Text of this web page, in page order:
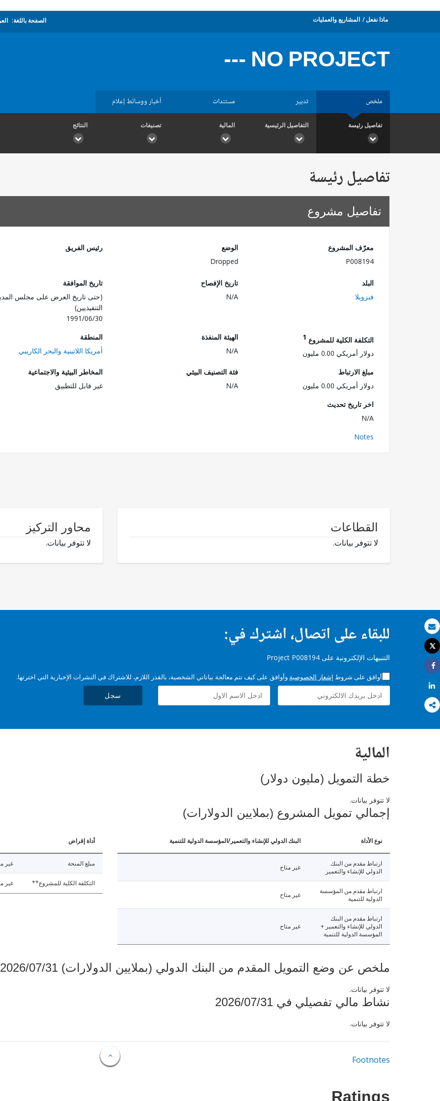
بريد الكتروني
طباعة
Tweet
Share
Share
ماذا نفعل المشاريع والعمليات الصفحة باللغة:
NO PROJECT ---
ملخص تدبير مستندات أخبار ووسائط إعلام
تفاصيل رئيسة التفاصيل الرئيسية المالية تصنيفات النتائج
تفاصيل رئيسة
تفاصيل مشروع
معرّف المشروع
P008194
الوضع
Dropped
رئيس الفريق
البلد
فنزويلا
تاريخ الإفصاح
N/A
تاريخ الموافقة
(حتى تاريخ العرض على مجلس
التنفيذيين)
1991/06/30
التكلفة الكلية للمشروع 1
دولار أمريكي 0.00 مليون
الهيئة المنفذة
N/A
المنطقة
أمريكا اللاتينية والبحر الكاريبي
مبلغ الارتباط
دولار أمريكي 0.00 مليون
فئة التصنيف البيئي
N/A
المخاطر البيئية والاجتماعية
غير قابل للتطبيق
اخر تاريخ تحديث
N/A
Notes
القطاعات
لا تتوفر بيانات.
محاور التركيز
لا تتوفر بيانات.
للبقاء على اتصال، اشترك في:
التنبيهات الإلكترونية على Project P008194
أوافق على شروط إشعار الخصوصية وأوافق على كيف تتم معالجة بياناتي الشخصية، بالقدر اللازم، للاشتراك في النشرات الإخبارية التي اخترتها.
سجل
المالية
خطة التمويل (مليون دولار)
لا تتوفر بيانات.
إجمالي تمويل المشروع (بملايين الدولارات)
نوع الأداة البنك الدولي للإنشاء والتعمير/المؤسسة الدولية للتنمية
ارتباط مقدم من البنك
الدولي للإنشاء والتعمير
غير متاح
ارتباط مقدم من المؤسسة
الدولية للتنمية
غير متاح
ارتباط مقدم من البنك
الدولي للإنشاء والتعمير +
المؤسسة الدولية للتنمية
غير متاح
أداة إقراض
مبلغ المنحة غير
التكلفة الكلية للمشروع** غير
ملخص عن وضع التمويل المقدم من البنك الدولي (بملايين الدولارات) 2026/07/31
لا تتوفر بيانات.
نشاط مالي تفصيلي في 2026/07/31
لا تتوفر بيانات.
Footnotes